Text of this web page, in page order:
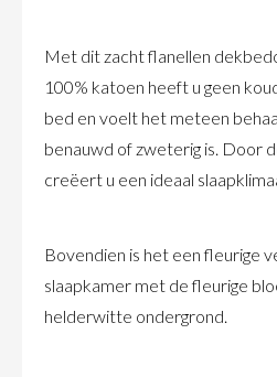
Met dit zacht flanellen
100% katoen heeft u geen
bed en voelt het meteen
benauwd of zweterig is. Door
creëert u een ideaal
Bovendien is het een fleurige
slaapkamer met de fleurige
helderwitte ondergrond.